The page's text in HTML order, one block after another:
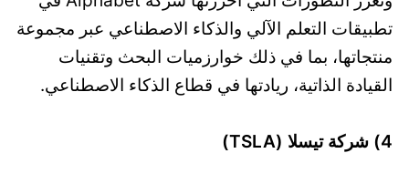
تطبيقات التعلم الآلي والذكاء الاصطناعي عبر مجموعة
منتجاتها، بما في ذلك خوارزميات البحث وتقنيات
القيادة الذاتية، ريادتها في قطاع الذكاء الاصطناعي.
4) شركة تيسلا (TSLA)